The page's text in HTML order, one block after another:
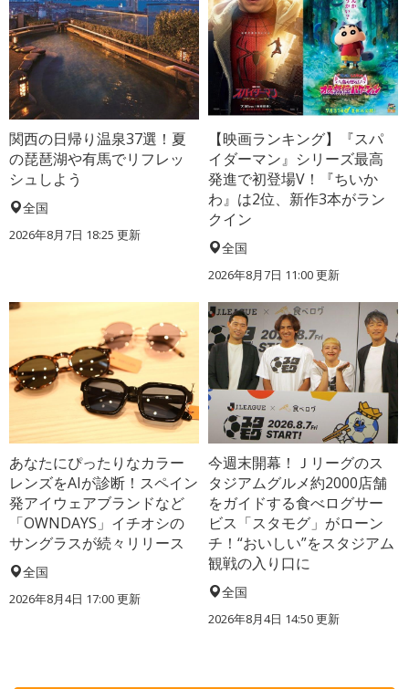
関西の日帰り温泉37選！夏
の琵琶湖や有馬でリフレッ
シュしよう
全国
2026年8月7日 18:25 更新
【映画ランキング】『スパ
イダーマン』シリーズ最高
発進で初登場V！『ちいか
わ』は2位、新作3本がラン
クイン
全国
2026年8月7日 11:00更新
あなたにぴったりなカラー
レンズをAIが診断！スペイン
発アイウェアブランドなど
「OWNDAYS」イチオシの
サングラスが続々リリース
全国
2026年8月4日 17:00更新
今週末開幕！Ｊリーグのス
タジアムグルメ約2000店舗
をガイドする食べログサー
ビス「スタモグ」がローン
チ！“おいしい”をスタジアム
観戦の入り口に
全国
2026年8月4日 14:50更新